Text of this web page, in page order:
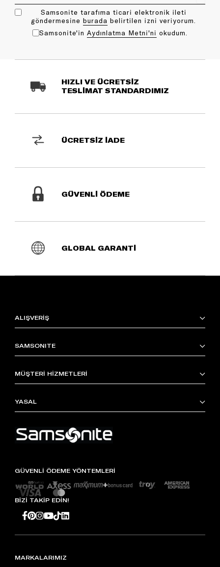
Samsonite tarafıma ticari elektronik ileti
göndermesine bu rada belirtilen izni veriyorum.
Samsonite'in Aydınlatma Metni'ni okudum.
HIZLI VE ÜCRETSİZ
TESLİMAT STANDARDIMIZ
ÜCRETSİZ İADE
GÜVENLİ ÖDEME
GLOBAL GARANTİ
ALIŞVERİŞ
SAMSONITE
MÜŞTERİ HİZMETLERİ
YASAL
GÜVENLİ ÖDEME YÖNTEMLERİ
BİZİ TAKİP EDİN!
MARKALARIMIZ